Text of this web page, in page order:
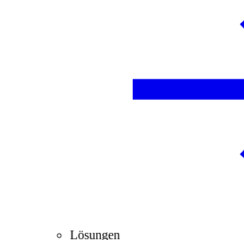
Lösungen